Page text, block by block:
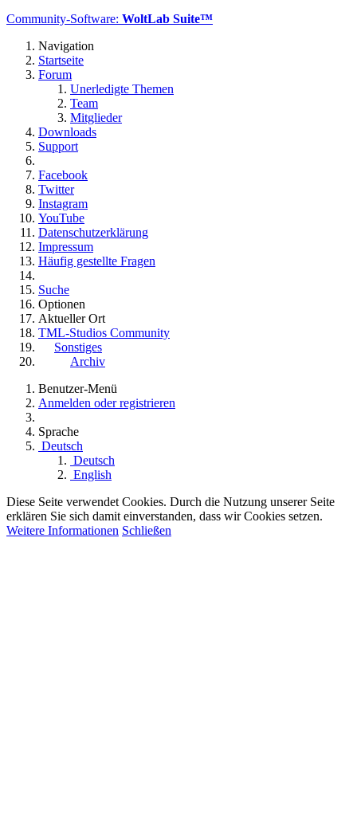
Community-Software: WoltLab Suite™
Navigation
Startseite
Forum
Unerledigte Themen
Team
Mitglieder
Downloads
Support
Facebook
Twitter
Instagram
YouTube
Datenschutzerklärung
Impressum
Häufig gestellte Fragen
Suche
Optionen
Aktueller Ort
TML-Studios Community
Sonstiges
Archiv
Benutzer-Menü
Anmelden oder registrieren
Sprache
Deutsch
Deutsch
English
Diese Seite verwendet Cookies. Durch die Nutzung unserer Seite
erklären Sie sich damit einverstanden, dass wir Cookies setzen.
Weitere Informationen Schließen